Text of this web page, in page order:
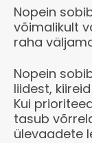
Nopein
võimalikult
raha
Nopein
liidest,
Kui
tasub
ülevaadete